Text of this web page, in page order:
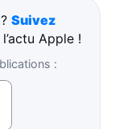
Suivez
Apple !
: